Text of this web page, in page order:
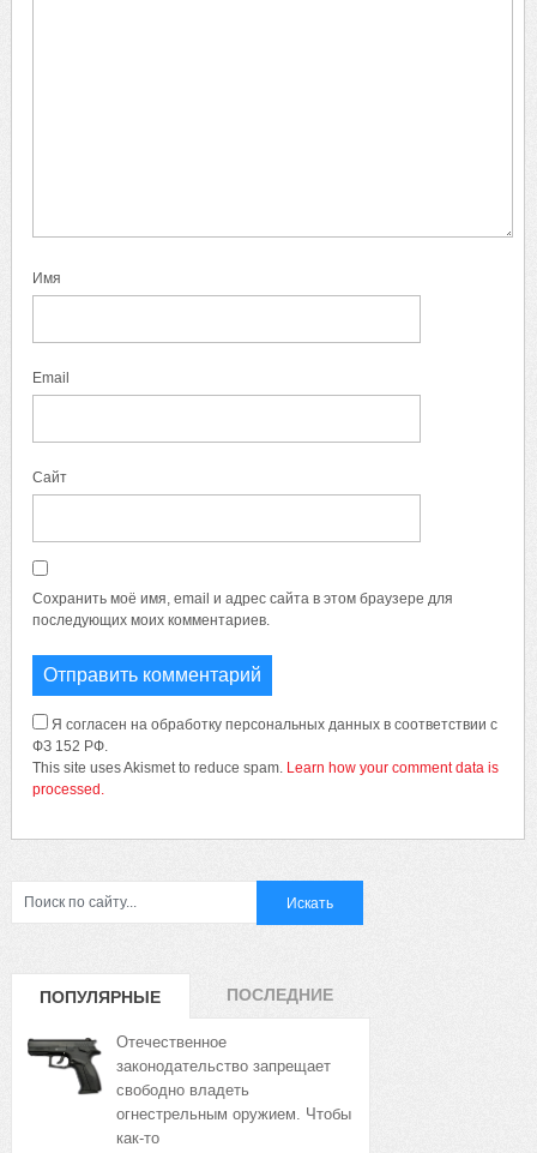
Имя
Email
Сайт
Сохранить моё имя, email и адрес сайта в этом браузере для
последующих моих комментариев.
Я согласен на обработку персональных данных в соответствии с
ФЗ 152 РФ.
This site uses Akismet to reduce spam. Learn how your comment data is
processed.
ПОПУЛЯРНЫЕ
ЗАПИСИ
ПОСЛЕДНИЕ
Отечественное
законодательство запрещает
свободно владеть
огнестрельным оружием. Чтобы
как-то